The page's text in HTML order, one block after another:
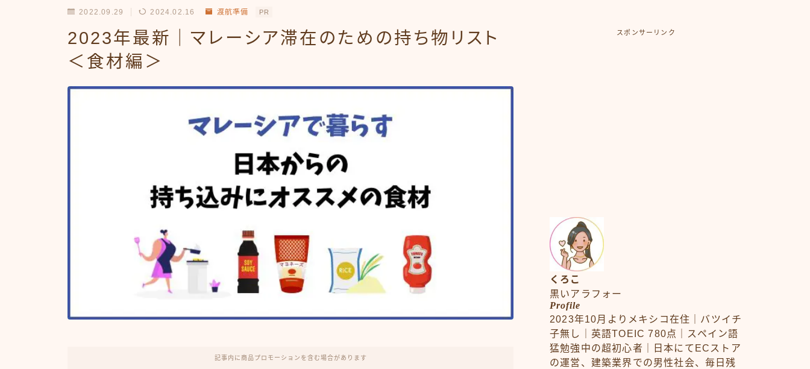
2022.09.29 2024.02.16 渡航準備 PR
2023年最新｜マレーシア滞在のための持ち物リスト
＜食材編＞
記事内に商品プロモーションを含む場合があります
スポンサーリンク
くろこ
黒いアラフォー
Profile
2023年10月よりメキシコ在住｜バツイチ
子無し｜英語TOEIC 780点｜スペイン語
猛勉強中の超初心者｜日本にてECストア
の運営、建築業界での男性社会、毎日残